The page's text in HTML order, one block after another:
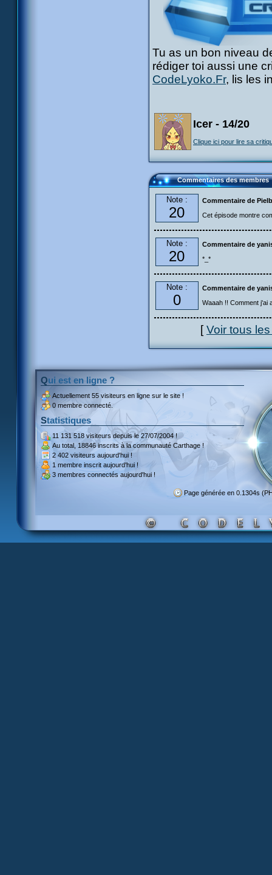
Tu as un bon niveau
rédiger toi aussi une
CodeLyoko.Fr, lis les
Icer - 14/20
Clique ici pour lire sa
Commentaires des membres
Note :
20
Commentaire de
Cet épisode montre
Note :
20
Commentaire de
*_*
Note :
0
Commentaire de
Waaah !! Comment j'ai
[Voir tous
Qui est en ligne ?
Actuellement 55 visiteurs en ligne sur le site !
0 membre connecté.
Statistiques
11 131 518 visiteursdepuis le 27/07/2004 !
Au total, 18846 inscritsà la communauté Carthage !
2 402 visiteurs aujourd'hui !
1 membre inscrit aujourd'hui !
3 membres connectés aujourd'hui !
Page générée en 0.1304s